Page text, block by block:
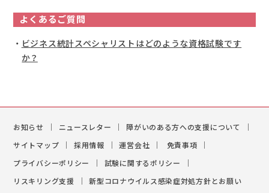
よくあるご質問
ビジネス統計スペシャリストはどのような資格試験です
か？
お知らせ ニュースレター
障がいのある方への支援について
サイトマップ
採用情報 運営会社
免責事項
プライバシーポリシー
試験に関するポリシー
リスキリング支援
新型コロナウイルス感染症対処方針とお願い